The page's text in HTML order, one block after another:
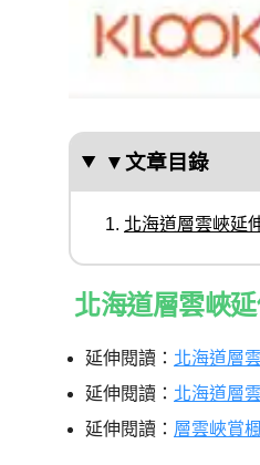
▼文章目錄
北海道層雲峽延
北海道層雲峽
延伸閱讀： 北海道層
延伸閱讀： 北海道層
延伸閱讀： 層雲峽賞